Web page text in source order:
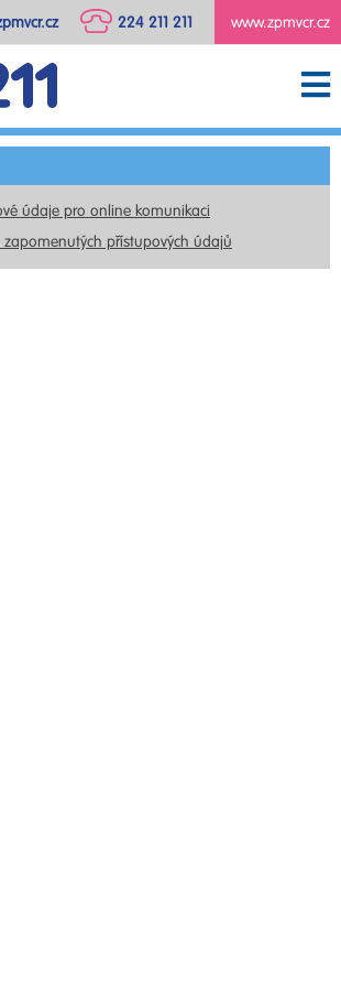
www.zpmvcr.cz
224 211 211
údaje pro online komunikaci
přístupových údajů